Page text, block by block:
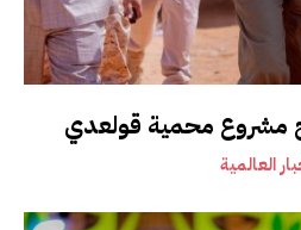
مشروع محمية قولعدي
العالمية